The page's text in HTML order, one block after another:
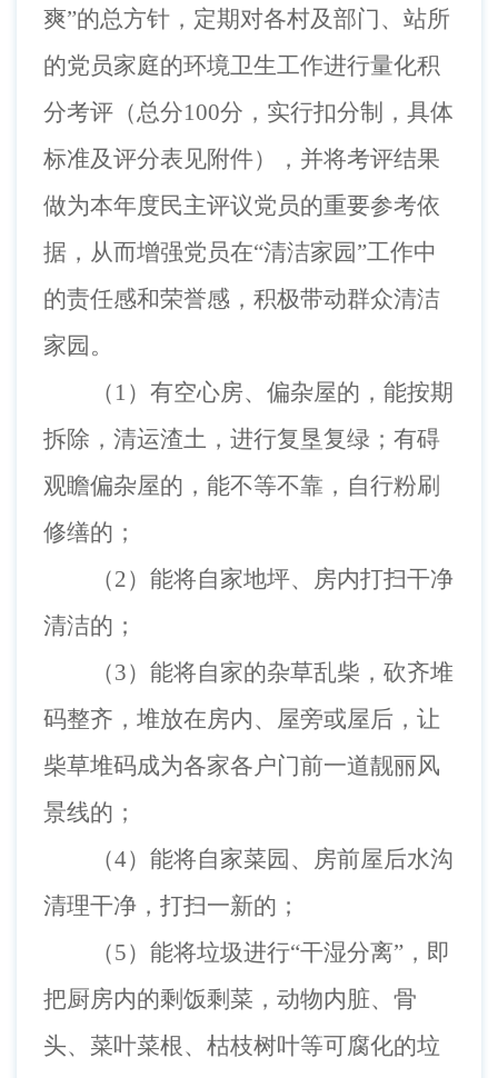
爽”的总方针，定期对各村及部门、站所
的党员家庭的环境卫生工作进行量化积
分考评（总分100分，实行扣分制，具体
标准及评分表见附件），并将考评结果
做为本年度民主评议党员的重要参考依
据，从而增强党员在“清洁家园”工作中
的责任感和荣誉感，积极带动群众清洁
家园。
（1）有空心房、偏杂屋的，能按期
拆除，清运渣土，进行复垦复绿；有碍
观瞻偏杂屋的，能不等不靠，自行粉刷
修缮的；
（2）能将自家地坪、房内打扫干净
清洁的；
（3）能将自家的杂草乱柴，砍齐堆
码整齐，堆放在房内、屋旁或屋后，让
柴草堆码成为各家各户门前一道靓丽风
景线的；
（4）能将自家菜园、房前屋后水沟
清理干净，打扫一新的；
（5）能将垃圾进行“干湿分离”，即
把厨房内的剩饭剩菜，动物内脏、骨
头、菜叶菜根、枯枝树叶等可腐化的垃